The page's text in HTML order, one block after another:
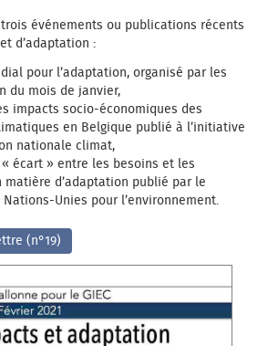
événements ou publications récents
d’adaptation :
pour l’adaptation, organisé par les
du mois de janvier,
impacts socio-économiques des
en Belgique publié à l’initiative
nationale climat,
« écart » entre les besoins et les
matière d’adaptation publié par le
Nations-Unies pour l’environnement.
(n°19)